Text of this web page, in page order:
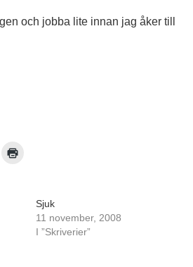
och jobba lite innan jag åker till
Sjuk
11 november, 2008
I ”Skriverier”